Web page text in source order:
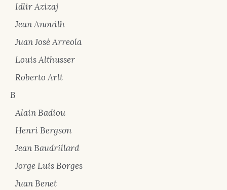
Idlir Azizaj
Jean Anouilh
Juan José Arreola
Louis Althusser
Roberto Arlt
B
Alain Badiou
Henri Bergson
Jean Baudrillard
Jorge Luis Borges
Juan Benet